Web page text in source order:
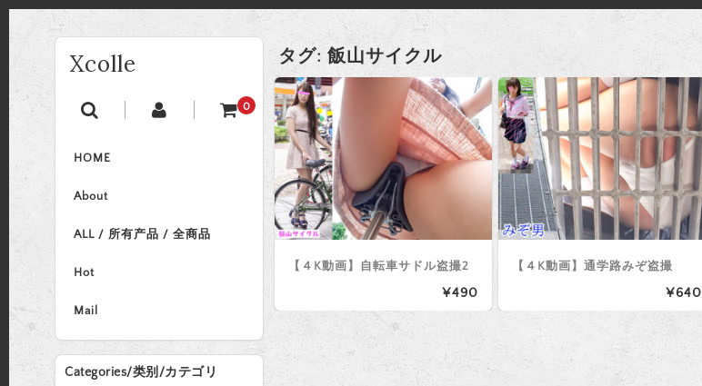
Xcolle
0
HOME
About
ALL / 所有产品 / 全商品
Hot
Mail
タグ: 飯山サイクル
【４K動画】自転車サドル盗撮2
¥490
【４K動画】通学路みぞ盗撮
¥640
Categories/类别/カテゴリ